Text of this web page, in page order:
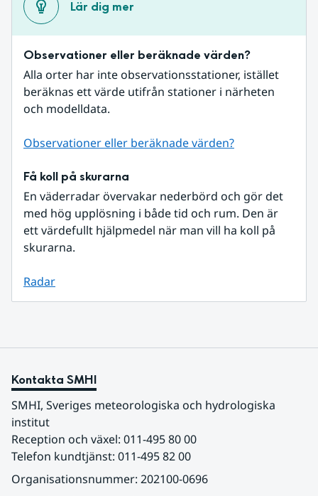
Lär dig mer
Observationer eller beräknade värden?
Alla orter har inte observationsstationer, istället
beräknas ett värde utifrån stationer i närheten
och modelldata.
Observationer eller beräknade värden?
Få koll på skurarna
En väderradar övervakar nederbörd och gör det
med hög upplösning i både tid och rum. Den är
ett värdefullt hjälpmedel när man vill ha koll på
skurarna.
Radar
Kontakta SMHI
SMHI, Sveriges meteorologiska och hydrologiska
institut
Reception och växel: 011-495 80 00
Telefon kundtjänst: 011-495 82 00
Organisationsnummer: 202100-0696